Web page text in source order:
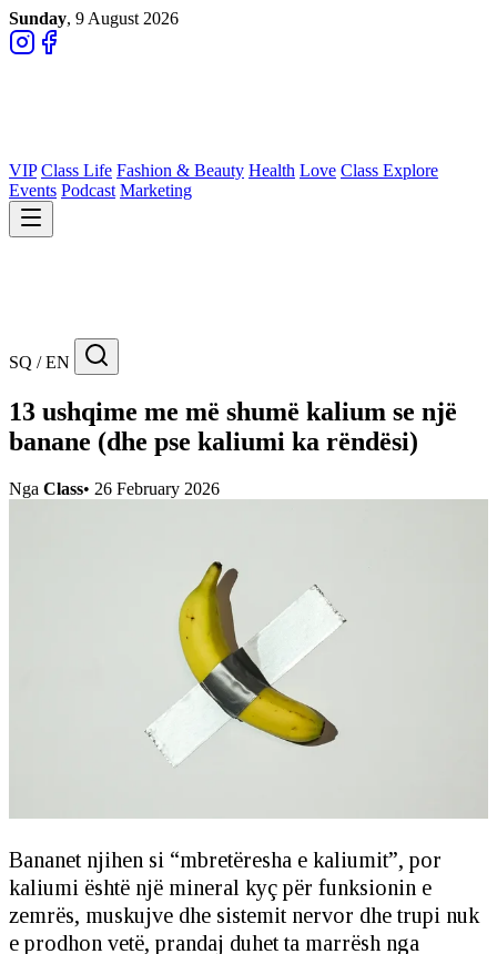
Sunday, 9 August 2026
VIP Class Life Fashion & Beauty Health Love Class Explore
Events Podcast Marketing
SQ / EN
13 ushqime me më shumë kalium se një
banane (dhe pse kaliumi ka rëndësi)
Nga Class• 26 February 2026
Bananet njihen si “mbretëresha e kaliumit”, por
kaliumi është një mineral kyç për funksionin e
zemrës, muskujve dhe sistemit nervor dhe trupi nuk
e prodhon vetë, prandaj duhet ta marrësh nga